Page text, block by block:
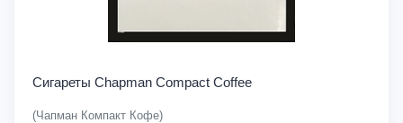
Сигареты Chapman Compact Coffee
(Чапман Компакт Кофе)